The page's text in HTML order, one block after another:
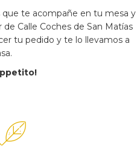
que te acompañe en tu mesa y
Calle Coches de San Matías
tu pedido y te lo llevamos a